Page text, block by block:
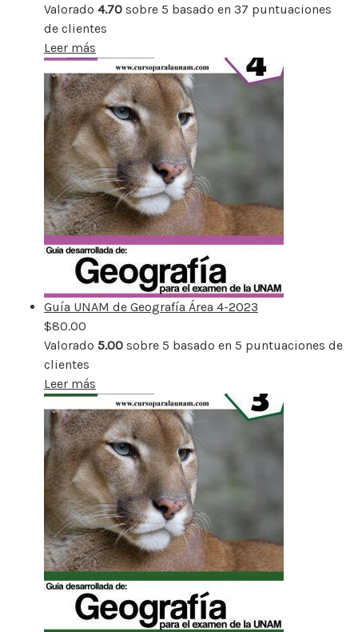
Valorado 4.70 sobre 5 basado en 37 puntuaciones
de clientes
Leer más
Guía UNAM de Geografía Área 4-2023
$80.00
Valorado 5.00 sobre 5 basado en 5 puntuaciones de
clientes
Leer más